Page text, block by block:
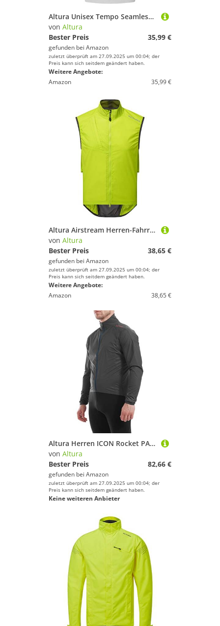
Altura Unisex Tempo Seamless Short Sleeve Thermal Cycling Baselayer - Weiß - Large/X-Large
von Altura
Bester Preis
35,99 €
gefunden bei Amazon
zuletzt überprüft am 27.09.2025 um 00:04; der
Preis kann sich seitdem geändert haben.
Weitere Angebote:
Amazon
35,99 €
Altura Airstream Herren-Fahrradweste, leicht, wasserabweisend, verstaubar, Limettengrün – Größe L
von Altura
Bester Preis
38,65 €
gefunden bei Amazon
zuletzt überprüft am 27.09.2025 um 00:04; der
Preis kann sich seitdem geändert haben.
Weitere Angebote:
Amazon
38,65 €
Altura Herren ICON Rocket PACKBARERADJACKE Jacke, Schwarz, XL
von Altura
Bester Preis
82,66 €
gefunden bei Amazon
zuletzt überprüft am 27.09.2025 um 00:04; der
Preis kann sich seitdem geändert haben.
Keine weiteren Anbieter